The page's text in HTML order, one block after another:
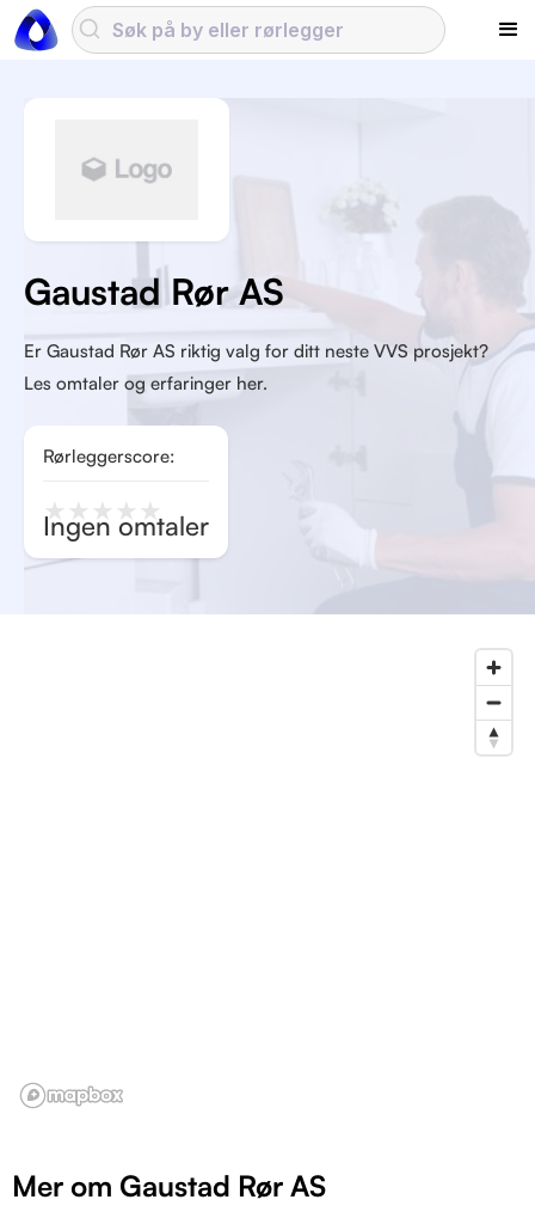
Rørleggerscore:
★ ★ ★ ★ ★
Ingen omtaler
Er Gaustad Rør AS riktig valg for ditt neste VVS prosjekt?
Les omtaler og erfaringer her.
Gaustad Rør AS
Mer om Gaustad Rør AS